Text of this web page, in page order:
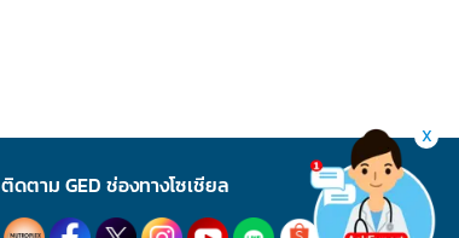
ติดตาม GED ช่องทางโซเชียล
X